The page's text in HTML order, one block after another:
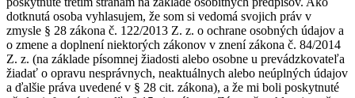
dotknutá osoba vyhlasujem, že som si vedomá svojich práv v
zmysle § 28 zákona č. 122/2013 Z. z. o ochrane osobných údajov a
o zmene a doplnení niektorých zákonov v znení zákona č. 84/2014
Z. z. (na základe písomnej žiadosti alebo osobne u prevádzkovateľa
žiadať o opravu nesprávnych, neaktuálnych alebo neúplných údajov
a ďalšie práva uvedené v § 28 cit. zákona), a že mi boli poskytnuté